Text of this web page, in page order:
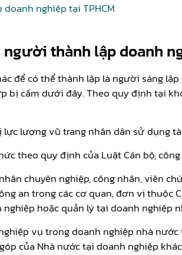
nghiệp tại TPHCM
người thành lập doanh
để có thể thành lập là người sáng
bị cấm dưới đây. Theo quy định tại
lực lượng vũ trang nhân dân sử dụng
theo quy định của Luật Cán bộ,
chuyên nghiệp, công nhân, viên
an trong các cơ quan, đơn vị
hoặc quản lý tại doanh nghiệp
vụ trong doanh nghiệp nhà
của Nhà nước tại doanh nghiệp